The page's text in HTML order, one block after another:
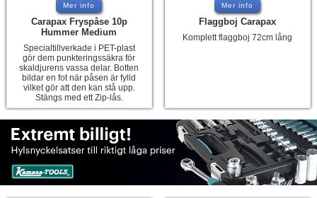
Mer info
Carapax Fryspåse 10p
Hummer Medium
Specialtillverkade i PET-plast
gör dem punkteringssäkra för
skaldjurens vassa delar. Botten
bildar en fot när påsen är fylld
vilket gör att den kan stå upp.
Stängs med ett Zip-lås.
Mer info
Flaggboj Carapax
Komplett flaggboj 72cm lång